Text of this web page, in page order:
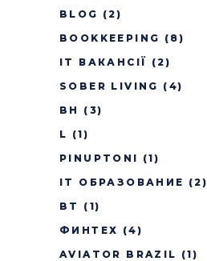
BLOG (2)
BOOKKEEPING (8)
IT ВАКАНСІЇ
(2)
SOBER LIVING (4)
BH
(3)
L (1)
PINUPTONI (1)
IT ОБРАЗОВАНИЕ (2)
BT
(1)
ФИНТЕХ (4)
AVIATOR BRAZIL (1)